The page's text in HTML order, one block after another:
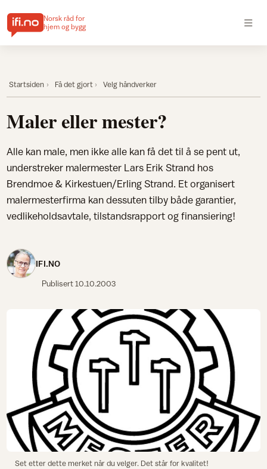
Norsk råd for
hjem og bygg
Startsiden Få det gjort Velg håndverker
Maler eller mester?
Alle kan male, men ikke alle kan få det til å se pent ut,
understreker malermester Lars Erik Strand hos
Brendmoe & Kirkestuen/Erling Strand. Et organisert
malermesterfirma kan dessuten tilby både garantier,
vedlikeholdsavtale, tilstandsrapport og finansiering!
IFI.NO
Publisert10.10.2003
Set etter dette merket når du velger. Det står for kvalitet!